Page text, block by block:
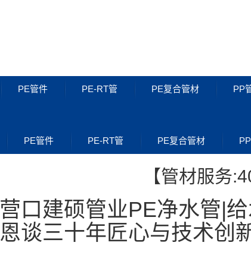
PE管件 PE-RT管 PE复合管材 PP
PE管件 PE-RT管 PE复合管材
【管材服务
营口建硕管业PE净水管|
恩谈三十年匠心与技术创